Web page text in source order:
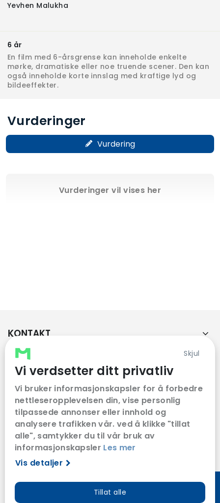
Skjul
Vi verdsetter ditt privatliv
Vi bruker informasjonskapsler for å forbedre
nettleseropplevelsen din, vise personlig
tilpassede annonser eller innhold og
analysere trafikken vår. ved å klikke "tillat
alle", samtykker du til vår bruk av
informasjonskapsler Les mer
Vis detaljer
Tillat alle
Yevhen Malukha
6 år
En film med 6-årsgrense kan inneholde enkelte
mørke, dramatiske eller noe truende scener. Den kan
også inneholde korte innslag med kraftige lyd og
bildeeffekter.
Vurderinger
Vurdering
Vurderinger vil vises her
KONTAKT
KUNDESERVICE
FØLG OSS
VÅRE SAMARBEIDSPARTNERE